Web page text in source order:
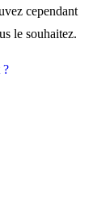
cependant
le souhaitez.
?